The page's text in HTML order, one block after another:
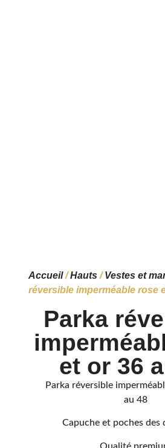
Accueil/Hauts/Vestes et
réversible imperméable rose
Parka
et or 36
Parka réversible
au 48
Capuche et poches des
Qualité